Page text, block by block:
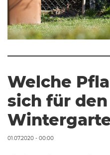
Welche
sich für den
01.07.2020 - 00:00